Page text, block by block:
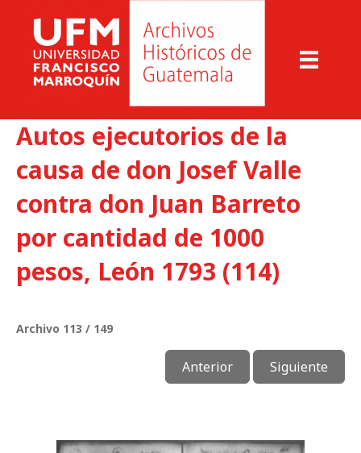
Autos ejecutorios de la
causa de don Josef Valle
contra don Juan Barreto
por cantidad de 1000
pesos, León 1793 (114)
Archivo 113 / 149
Anterior Siguiente